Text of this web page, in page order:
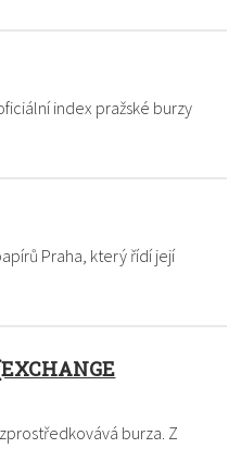
index pražské burzy
Praha, který řídí její
burza. Z